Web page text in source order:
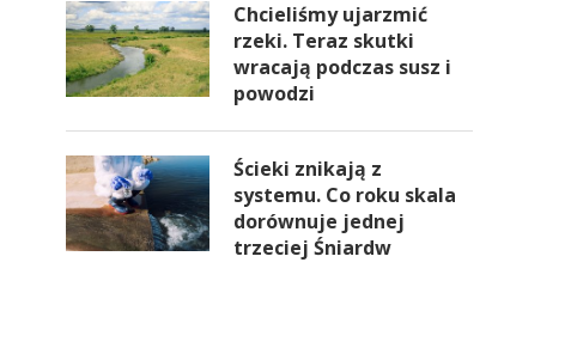
Chcieliśmy ujarzmić
rzeki. Teraz skutki
wracają podczas susz i
powodzi
Ścieki znikają z
systemu. Co roku skala
dorównuje jednej
trzeciej Śniardw